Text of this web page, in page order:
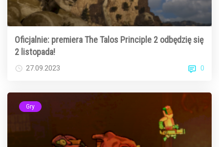
Oficjalnie: premiera The Talos Principle 2 odbędzię się
2 listopada!
27.09.2023 0
Gry